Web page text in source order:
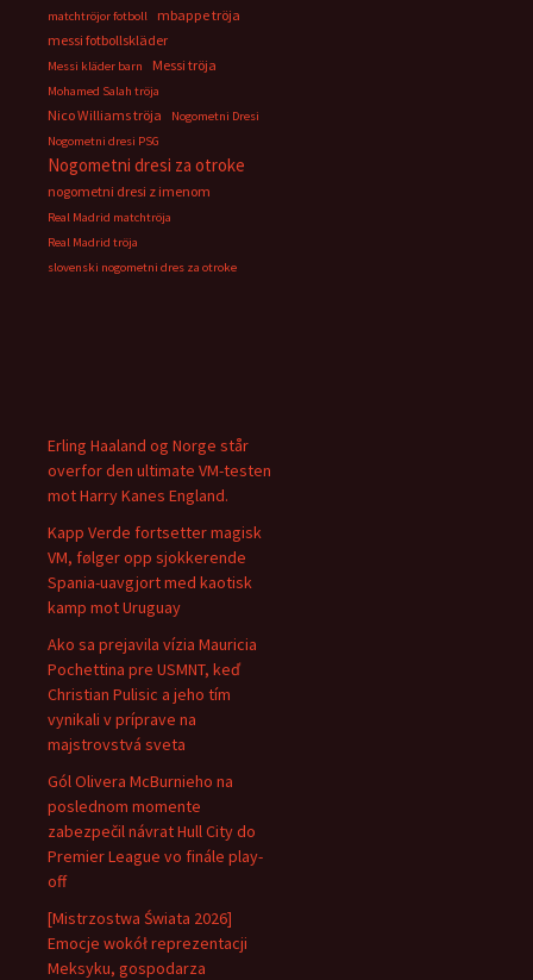
matchtröjor fotboll
mbappe tröja
messi fotbollskläder
Messi kläder barn Messi tröja
Mohamed Salah tröja
Nico Williams tröja
Nogometni Dresi
Nogometni dresi PSG
Nogometni dresi za otroke
nogometni dresi z imenom
Real Madrid matchtröja
Real Madrid tröja
slovenski nogometni dres za otroke
Erling Haaland og Norge står
overfor den ultimate VM-testen
mot Harry Kanes England.
Kapp Verde fortsetter magisk
VM, følger opp sjokkerende
Spania-uavgjort med kaotisk
kamp mot Uruguay
Ako sa prejavila vízia Mauricia
Pochettina pre USMNT, keď
Christian Pulisic a jeho tím
vynikali v príprave na
majstrovstvá sveta
Gól Olivera McBurnieho na
poslednom momente
zabezpečil návrat Hull City do
Premier League vo finále play-
off
[Mistrzostwa Świata 2026]
Emocje wokół reprezentacji
Meksyku, gospodarza